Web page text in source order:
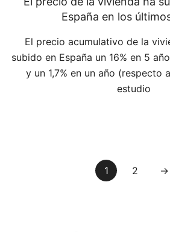
España en los
El precio acumulativo de la
subido en España un 16% en 5
y un 1,7% en un año (respecto
estudio
1 2 →